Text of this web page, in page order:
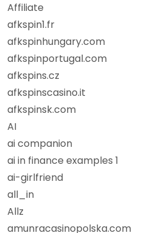
Affiliate
afkspin1.fr
afkspinhungary.com
afkspinportugal.com
afkspins.cz
afkspinscasino.it
afkspinsk.com
AI
ai companion
ai in finance examples 1
ai-girlfriend
all_in
Allz
amunracasinopolska.com